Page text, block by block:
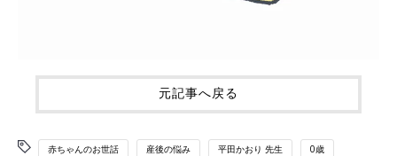
元記事へ戻る
赤ちゃんのお世話 産後の悩み 平田かおり 先生 0歳